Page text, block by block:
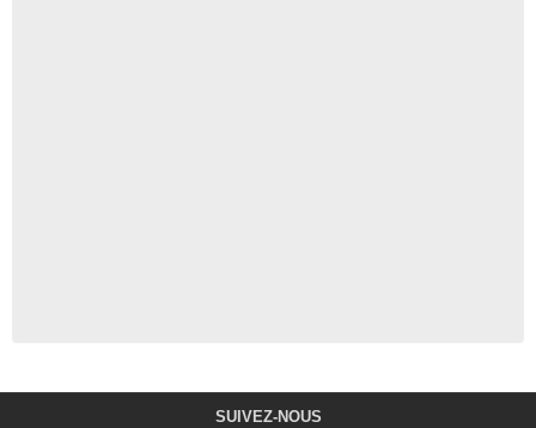
SUIVEZ-NOUS